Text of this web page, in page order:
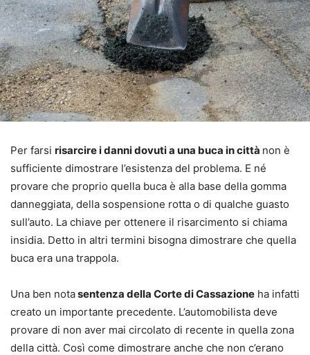
Per farsi risarcire i danni dovuti a una buca in città non è
sufficiente dimostrare l’esistenza del problema. E né
provare che proprio quella buca è alla base della gomma
danneggiata, della sospensione rotta o di qualche guasto
sull’auto. La chiave per ottenere il risarcimento si chiama
insidia. Detto in altri termini bisogna dimostrare che quella
buca era una trappola.
Una ben notasentenza della Corte di Cassazione ha infatti
creato un importante precedente. L’automobilista deve
provare di non aver mai circolato di recente in quella zona
della città. Così come dimostrare anche che non c’erano